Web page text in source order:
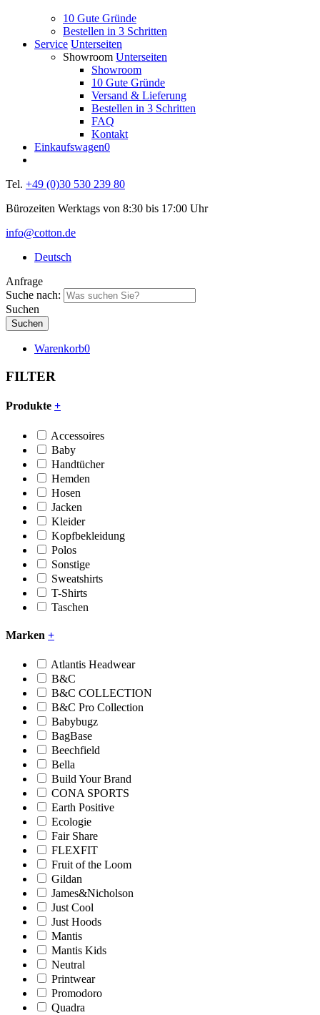
10 Gute Gründe
Bestellen in 3 Schritten
Service Unterseiten
Showroom Unterseiten
Showroom
10 Gute Gründe
Versand & Lieferung
Bestellen in 3 Schritten
FAQ
Kontakt
Einkaufswagen0
Tel. +49 (0)30 530 239 80
Bürozeiten Werktags von 8:30 bis 17:00 Uhr
info@cotton.de
Deutsch
Anfrage
Suche nach:
Suchen
Warenkorb0
FILTER
Produkte +
Accessoires
Baby
Handtücher
Hemden
Hosen
Jacken
Kleider
Kopfbekleidung
Polos
Sonstige
Sweatshirts
T-Shirts
Taschen
Marken +
Atlantis Headwear
B&C
B&C COLLECTION
B&C Pro Collection
Babybugz
BagBase
Beechfield
Bella
Build Your Brand
CONA SPORTS
Earth Positive
Ecologie
Fair Share
FLEXFIT
Fruit of the Loom
Gildan
James&Nicholson
Just Cool
Just Hoods
Mantis
Mantis Kids
Neutral
Printwear
Promodoro
Quadra